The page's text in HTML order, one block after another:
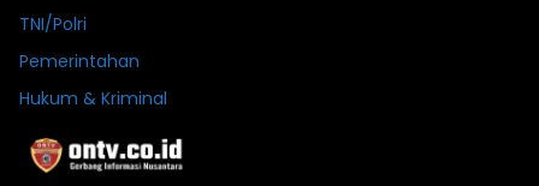
TNI/Polri
Pemerintahan
Hukum & Kriminal